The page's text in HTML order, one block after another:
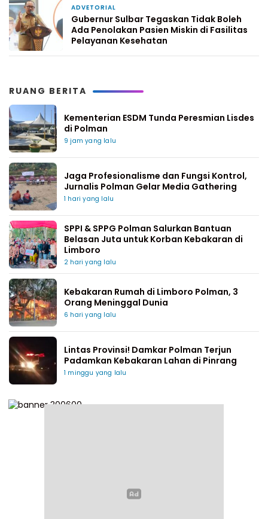
ADVETORIAL
Gubernur Sulbar Tegaskan Tidak Boleh
Ada Penolakan Pasien Miskin di Fasilitas
Pelayanan Kesehatan
RUANG BERITA
Kementerian ESDM Tunda Peresmian Lisdes
di Polman
9 jam yang lalu
Jaga Profesionalisme dan Fungsi Kontrol,
Jurnalis Polman Gelar Media Gathering
1 hari yang lalu
SPPI & SPPG Polman Salurkan Bantuan
Belasan Juta untuk Korban Kebakaran di
Limboro
2 hari yang lalu
Kebakaran Rumah di Limboro Polman, 3
Orang Meninggal Dunia
6 hari yang lalu
Lintas Provinsi! Damkar Polman Terjun
Padamkan Kebakaran Lahan di Pinrang
1 minggu yang lalu